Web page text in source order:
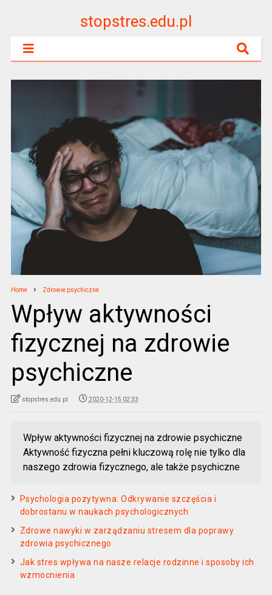
stopstres.edu.pl
Home Zdrowie psychiczne
Wpływ aktywności
fizycznej na zdrowie
psychiczne
stopstres.edu.pl 2020-12-15 02:33
Wpływ aktywności fizycznej na zdrowie psychiczne
Aktywność fizyczna pełni kluczową rolę nie tylko dla
naszego zdrowia fizycznego, ale także psychiczne
Psychologia pozytywna: Odkrywanie szczęścia i
dobrostanu w naukach psychologicznych
Zdrowe nawyki w zarządzaniu stresem dla poprawy
zdrowia psychicznego
Jak stres wpływa na nasze relacje rodzinne i sposoby ich
wzmocnienia